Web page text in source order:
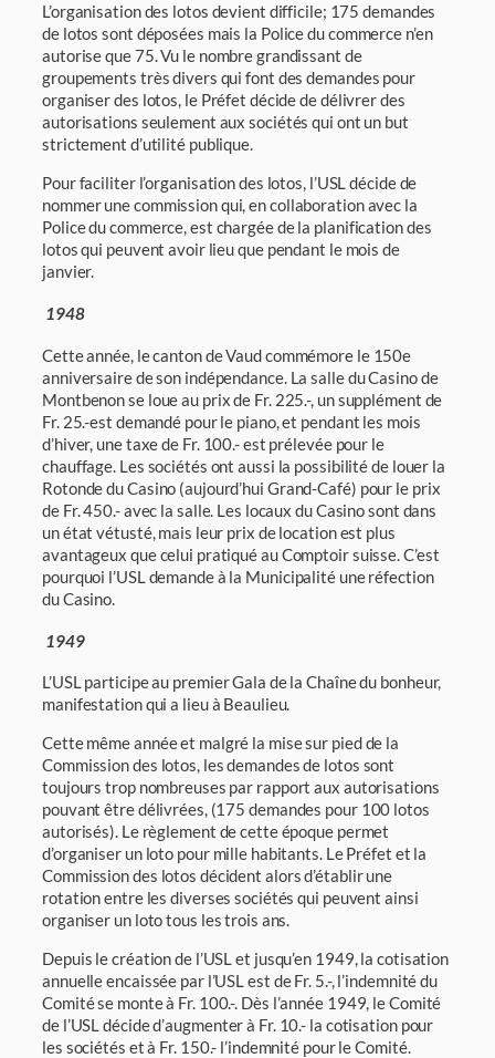
L’organisation des lotos devient difficile; 175 demandes
de lotos sont déposées mais la Police du commerce n’en
autorise que 75. Vu le nombre grandissant de
groupements très divers qui font des demandes pour
organiser des lotos, le Préfet décide de délivrer des
autorisations seulement aux sociétés qui ont un but
strictement d’utilité publique.
Pour faciliter l’organisation des lotos, l’USL décide de
nommer une commission qui, en collaboration avec la
Police du commerce, est chargée de la planification des
lotos qui peuvent avoir lieu que pendant le mois de
janvier.
1948
Cette année, le canton de Vaud commémore le 150e
anniversaire de son indépendance. La salle du Casino de
Montbenon se loue au prix de Fr. 225.-, un supplément de
Fr. 25.-est demandé pour le piano, et pendant les mois
d’hiver, une taxe de Fr. 100.- est préle­vée pour le
chauffage. Les sociétés ont aussi la possibilité de louer la
Rotonde du Casino (aujourd’hui Grand-Café) pour le prix
de Fr. 450.- avec la salle. Les locaux du Casino sont dans
un état vétusté, mais leur prix de location est plus
avantageux que celui pratiqué au Comptoir suisse. C’est
pourquoi l’USL demande à la Municipalité une réfection
du Casino.
1949
L’USL participe au premier Gala de la Chaîne du bonheur,
manifestation qui a lieu à Beaulieu.
Cette même année et malgré la mise sur pied de la
Commission des lotos, les demandes de lotos sont
toujours trop nombreuses par rapport aux autorisations
pouvant être déli­vrées, (175 demandes pour 100 lotos
autorisés). Le règlement de cette époque permet
d’organiser un loto pour mille habitants. Le Préfet et la
Commission des lotos décident alors d’établir une
rotation entre les diverses sociétés qui peuvent ainsi
organiser un loto tous les trois ans.
Depuis le création de l’USL et jusqu’en 1949, la cotisation
annuelle encaissée par l’USL est de Fr. 5.-, l’indemnité du
Comité se monte à Fr. 100.-. Dès l’année 1949, le Comité
de l’USL décide d’augmenter à Fr. 10.- la cotisation pour
les sociétés et à Fr. 150.- l’in­demnité pour le Comité.